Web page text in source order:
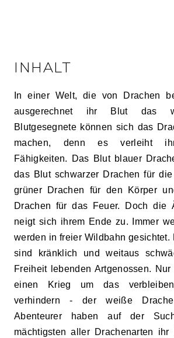
INHALT
In einer Welt, die von Drachen
ausgerechnet ihr Blut das
Blutgesegnete können sich das
machen, denn es verleiht
Fähigkeiten. Das Blut blauer
das Blut schwarzer Drachen für
grüner Drachen für den Körper
Drachen für das Feuer. Doch die
neigt sich ihrem Ende zu. Immer
werden in freier Wildbahn gesichtet.
sind kränklich und weitaus
Freiheit lebenden Artgenossen.
einen Krieg um das
verhindern - der weiße
Abenteurer haben auf der
mächtigsten aller Drachenarten ihr